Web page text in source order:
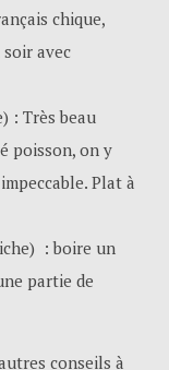
chique,
avec
: Très beau
poisson, on y
Plat à
: boire un
partie de
conseils à